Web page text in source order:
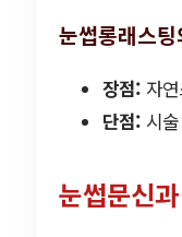
눈썹롱래스
장점: 자
단점: 시
눈썹문신